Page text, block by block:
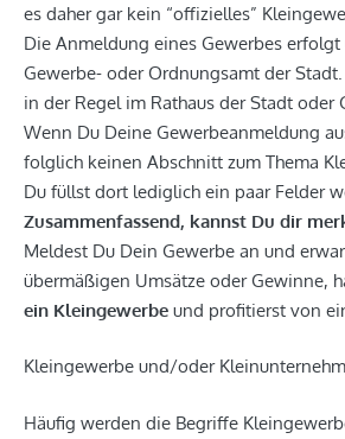
es daher gar kein “offizielles”
Die Anmeldung eines Gewerbes
Gewerbe- oder Ordnungsamt der
in der Regel im Rathaus der Stadt oder
Wenn Du Deine Gewerbeanmeldung
folglich keinen Abschnitt zum Thema
Du füllst dort lediglich ein paar Felder
Zusammenfassend, kannst Du dir
Meldest Du Dein Gewerbe an und
übermäßigen Umsätze oder Gewinne,
ein Kleingewerbe und profitierst von
Kleingewerbe und/oder
Häufig werden die Begriffe